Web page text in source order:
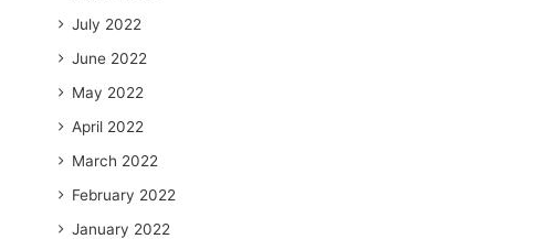
July 2022
June 2022
May 2022
April 2022
March 2022
February 2022
January 2022